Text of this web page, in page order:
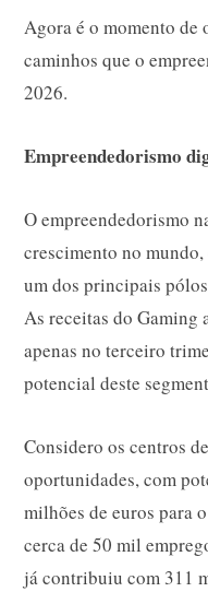
Agora é o momento de
caminhos que o
2026.
Empreendedorismo
O empreendedorismo
crescimento no
um dos principais
As receitas do Gaming
apenas no terceiro
potencial deste
Considero os centros
oportunidades, com
milhões de euros para
cerca de 50 mil
já contribuiu com 311